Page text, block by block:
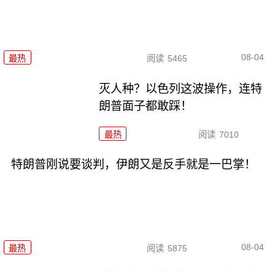
最热 阅读 5465 08-04
灭人种？以色列这波操作，连特
朗普面子都敢踩！
最热 阅读 7010
特朗普刚说要谈判，伊朗又是反手就是一巴掌！
最热 阅读 5875 08-04